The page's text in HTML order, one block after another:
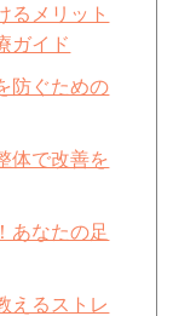
るメリット
ガイド
防ぐための
体で改善を
あなたの足
えるストレ